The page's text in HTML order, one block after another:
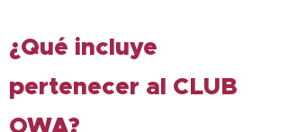
¿Qué incluye
pertenecer al CLUB
OWA?